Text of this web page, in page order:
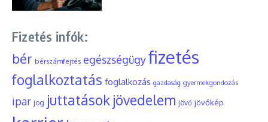
Fizetés infók:
bér bérszámfejtés egészségügyfizetés
foglalkoztatás foglalkozás gazdaság gyermekgondozás
ipar jog juttatások jövedelem jövő jövőkép